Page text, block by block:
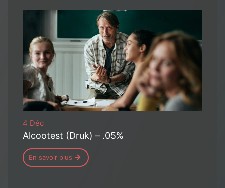
4 Déc
Alcootest (Druk) – .05%
En savoir plus